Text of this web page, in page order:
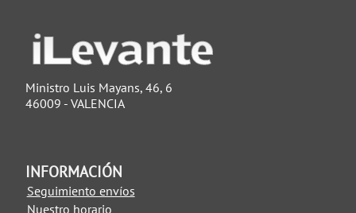
Ministro Luis Mayans, 46, 6
46009 - VALENCIA
INFORMACIÓN
Seguimiento envíos
Nuestro horario